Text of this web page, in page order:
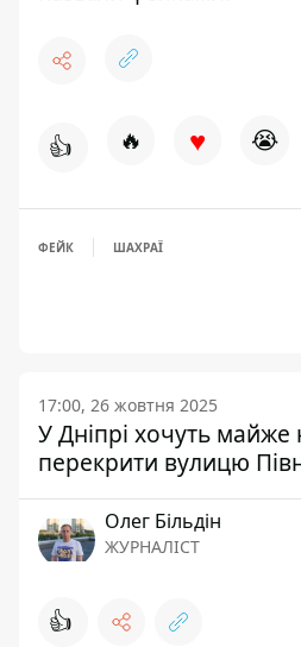
👍 🔥 ♥ 😭
ФЕЙК ШАХРАЇ
17:00, 26 жовтня 2025
У Дніпрі хочуть майже
перекрити вулицю
Олег Більдін
ЖУРНАЛІСТ
👍